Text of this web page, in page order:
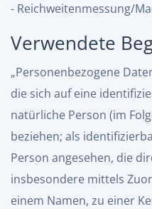
- Reichweitenmessung/
Verwendete
„Personenbezogene
die sich auf eine
natürliche Person (im
beziehen; als
Person angesehen, die
insbesondere mittels
einem Namen, zu einer